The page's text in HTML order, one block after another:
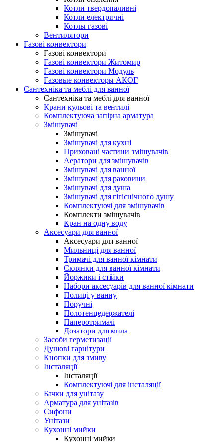
Котли твердопаливні
Котли електричні
Котлы газові
Вентилятори
Газові конвектори
Газові конвектори
Газові конвектори Житомир
Газові конвектори Модуль
Газовые конвекторы АКОГ
Сантехніка та меблі для ванної
Сантехніка та меблі для ванної
Крани кульові та вентилі
Комплектуюча запірна арматура
Змішувачі
Змішувачі
Змішувачі для кухні
Приховані частини змішувачів
Аератори для змішувачів
Змішувачі для ванної
Змішувачі для раковини
Змішувачі для душа
Змішувачі для гігієнічного душу
Комплектуючі для змішувачів
Комплекти змішувачів
Кран на одну воду
Аксесуари для ванної
Аксесуари для ванної
Мильниці для ванної
Тримачі для ванної кімнати
Склянки для ванної кімнати
Йоржики і стійки
Набори аксесуарів для ванної кімнати
Полиці у ванну
Поручні
Полотенцедержателі
Паперотримачі
Дозатори для мила
Засоби герметизації
Душові гарнітури
Кнопки для змиву
Інсталяції
Інсталяції
Комплектуючі для інсталяції
Бачки для унітазу
Арматура для унітазів
Сифони
Унітази
Кухонні мийки
Кухонні мийки